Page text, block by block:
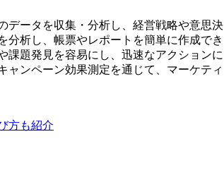
データを収集・分析し、経営戦略や意思決
分析し、帳票やレポートを簡単に作成でき
課題発見を容易にし、迅速なアクションに
ャンペーン効果測定を通じて、マーケティ
方も紹介